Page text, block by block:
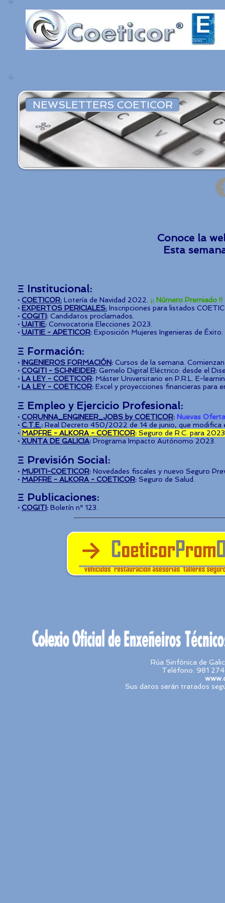
NEWSLETTERS COETICOR
Conoce la
Esta
Ξ Institucional:
· COETICOR: Lotería de Navidad 2022. ¡¡ Número Premiado !!
· EXPERTOS PERICIALES: Inscripciones para listados
· COGITI: Candidatos proclamados.
· UAITIE: Convocatoria Elecciones 2023.
· UAITIE - APETICOR: Exposición Mujeres Ingenieras de
Ξ Formación:
· INGENIEROS FORMACIÓN: Cursos de la semana.
· COGITI - SCHNEIDER: Gemelo Digital Eléctrico: desde el
· LA LEY - COETICOR: Máster Universitario en P.R.L. E-
· LA LEY - COETICOR: Excel y proyecciones financieras para
Ξ Empleo y Ejercicio Profesional:
· CORUNNA_ENGINEER_JOBS by COETICOR: Nuevas
· C.T.E.: Real Decreto 450/2022 de 14 de junio, que modifica
· MAPFRE - ALKORA - COETICOR: Seguro de R.C. para
· XUNTA DE GALICIA: Programa Impacto Autónomo 2023.
Ξ Previsión Social:
· MUPITI-COETICOR: Novedades fiscales y nuevo Seguro
· MAPFRE - ALKORA - COETICOR: Seguro de Salud.
Ξ Publicaciones:
· COGITI: Boletín nº 123.
Rúa Sinfónica de
Teléfono: 981
Sus datos serán tratados